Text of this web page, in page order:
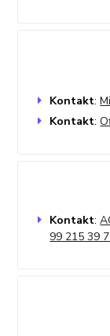
Kontakt:
Kontakt:
Kontakt:
99 215 39